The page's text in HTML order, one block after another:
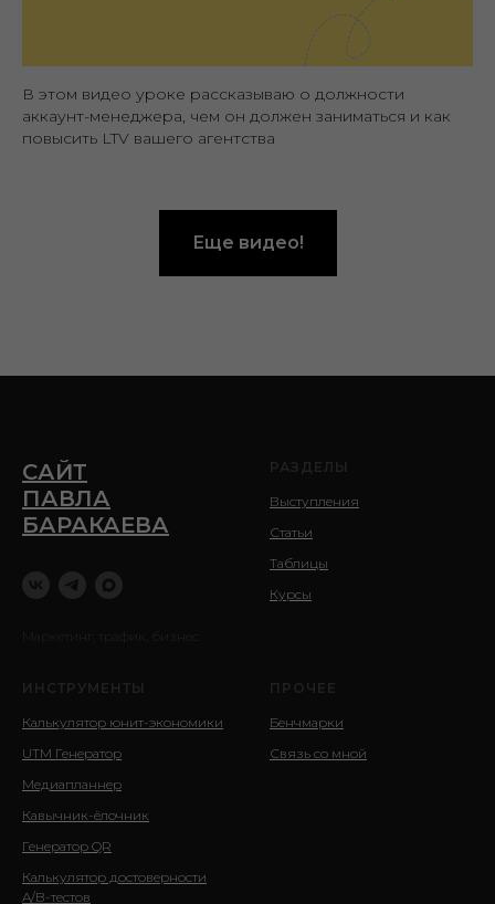
В этом видео уроке рассказываю о должности
аккаунт-менеджера, чем он должен заниматься и как
повысить LTV вашего агентства
Еще видео!
САЙТ
ПАВЛА
БАРАКАЕВА
Маркетинг, трафик, бизнес
РАЗДЕЛЫ
Выступления
Статьи
Таблицы
Курсы
ИНСТРУМЕНТЫ
Калькулятор юнит-экономики
UTM Генератор
Медиапланнер
Кавычник-ёлочник
Генератор QR
Калькулятор достоверности
A/B-тестов
ПРОЧЕЕ
Бенчмарки
Связь со мной